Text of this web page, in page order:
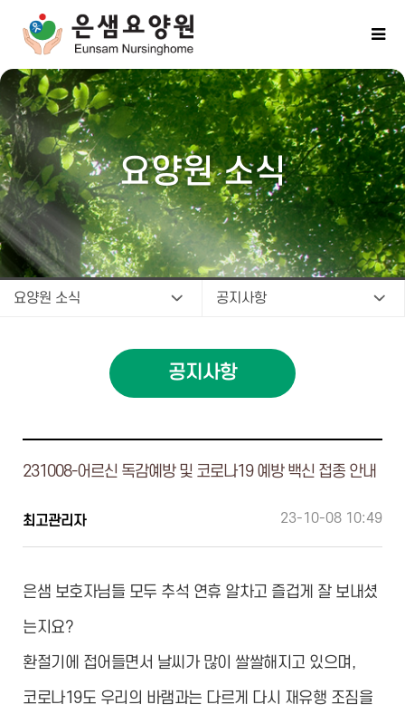
요양원 소식
요양원 소식 공지사항
공지사항
231008-어르신 독감예방 및 코로나19 예방 백신 접종 안내
최고관리자 23-10-08 10:49
은샘 보호자님들 모두 추석 연휴 알차고 즐겁게 잘 보내셨
는지요?
환절기에 접어들면서 날씨가 많이 쌀쌀해지고 있으며,
코로나19도 우리의 바램과는 다르게 다시 재유행 조짐을